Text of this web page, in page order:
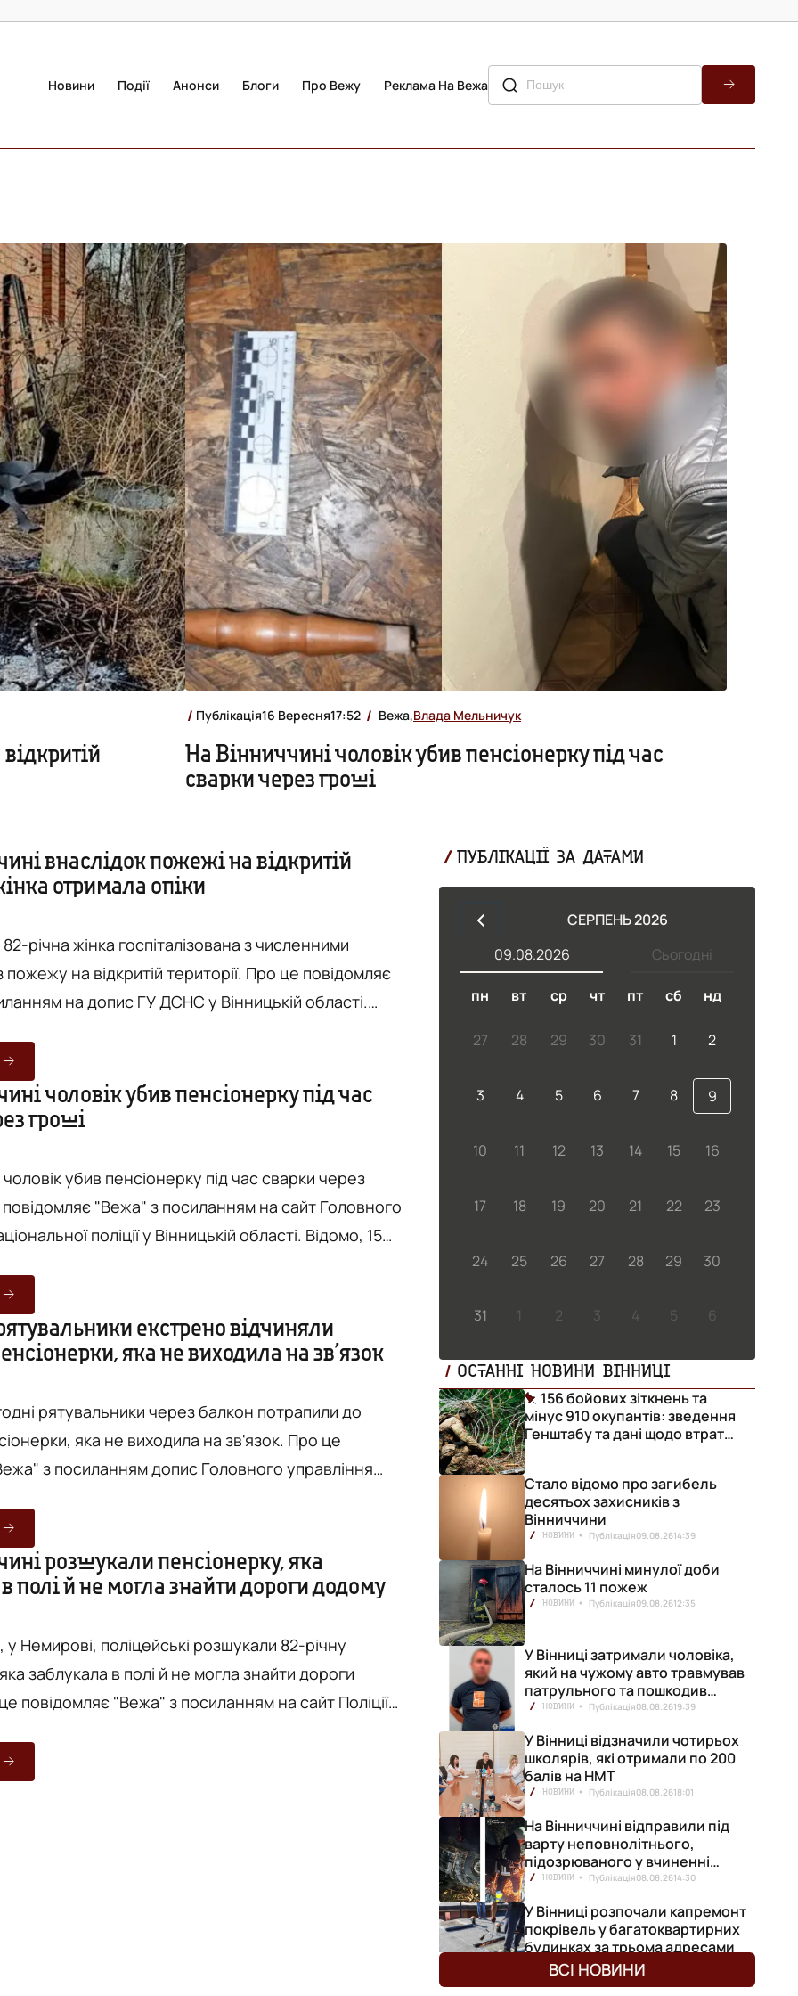
Новини Події Анонси Блоги Про Вежу Реклама На Вежа
Публікація16 Вересня17:52 Вежа,Влада Мельничук
На Вінниччині чоловік убив пенсіонерку під час
сварки через гроші
внаслідок пожежі на відкритій
отримала опіки
річна жінка госпіталізована з численними
на відкритій території. Про це повідомляє
на допис ГУ ДСНС у Вінницькій області.
підпалила суху рослинність, та уже за мить
з вогнем. Він стрімко поширився та
неї. Як наслідок, жінка отримала численні опіки й
чоловік убив пенсіонерку під час
гроші
чоловік убив пенсіонерку під час сварки через
поліції у Вінницькій області. Відомо, 15
додому до 68-річної пенсіонерки.
позичити грошей, проте через це виник
побив жінку кулаками та табуретом по голові -
екстрено відчиняли
яка не виходила на зв’язок
рятувальники через балкон потрапили до
яка не виходила на зв'язок. Про це
з посиланням допис Головного управління
67-річна пенсіонерка довгий час не виходила на
двері. Рятувальники за допомогою
потрапили до квартири на першому поверсі
розшукали пенсіонерку, яка
полі й не могла знайти дороги додому
у Немирові, поліцейські розшукали 82-річну
заблукала в полі й не могла знайти дороги
це в поліцію повідомили рідні. Поліцейські
добу пошукових заходів. Вона не змогла
ПУБЛІКАЦІЇ ЗА ДАТАМИ
СЕРПЕНЬ 2026
Сьогодні
09.08.2026
пн вт ср чт пт сб нд
27 28 29 30 31 1 2
3 4 5 6 7 8 9
10 11 12 13 14 15 16
17 18 19 20 21 22 23
24 25 26 27 28 29 30
31 1 2 3 4 5 6
ОСТАННІ НОВИНИ ВІННИЦІ
156 бойових зіткнень та
мінус 910 окупантів: зведення
Генштабу та дані щодо втрат
Стало відомо про загибель
десятьох захисників з
Вінниччини
НОВИНИ Публікація09.08.2614:39
На Вінниччині минулої доби
сталось 11 пожеж
НОВИНИ Публікація09.08.2612:35
У Вінниці затримали чоловіка,
який на чужому авто травмував
патрульного та пошкодив
кілька машин
НОВИНИ Публікація08.08.2619:39
У Вінниці відзначили чотирьох
школярів, які отримали по 200
балів на НМТ
НОВИНИ Публікація08.08.2618:01
На Вінниччині відправили під
варту неповнолітнього,
підозрюваного у вчиненні
смертельної ДТП
НОВИНИ Публікація08.08.2614:30
У Вінниці розпочали капремонт
покрівель у багатоквартирних
будинках за трьома адресами
НОВИНИ Публікація08.08.26
ВСІ НОВИНИ